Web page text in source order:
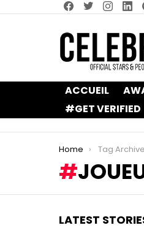
ACCUEIL
#GET VERIFIED
You are here:
Home Tag Archives:
LATEST